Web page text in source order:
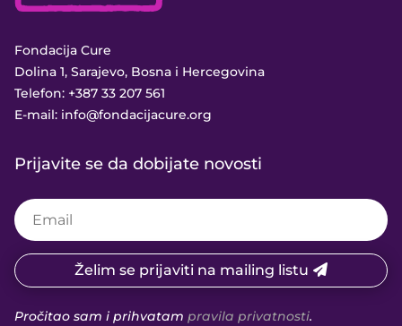
Fondacija Cure
Dolina 1, Sarajevo, Bosna i Hercegovina
Telefon: +387 33 207 561
E-mail: info@fondacijacure.org
Prijavite se da dobijate novosti
Želim se prijaviti na mailing listu
Pročitao sam i prihvatam pravila privatnosti.